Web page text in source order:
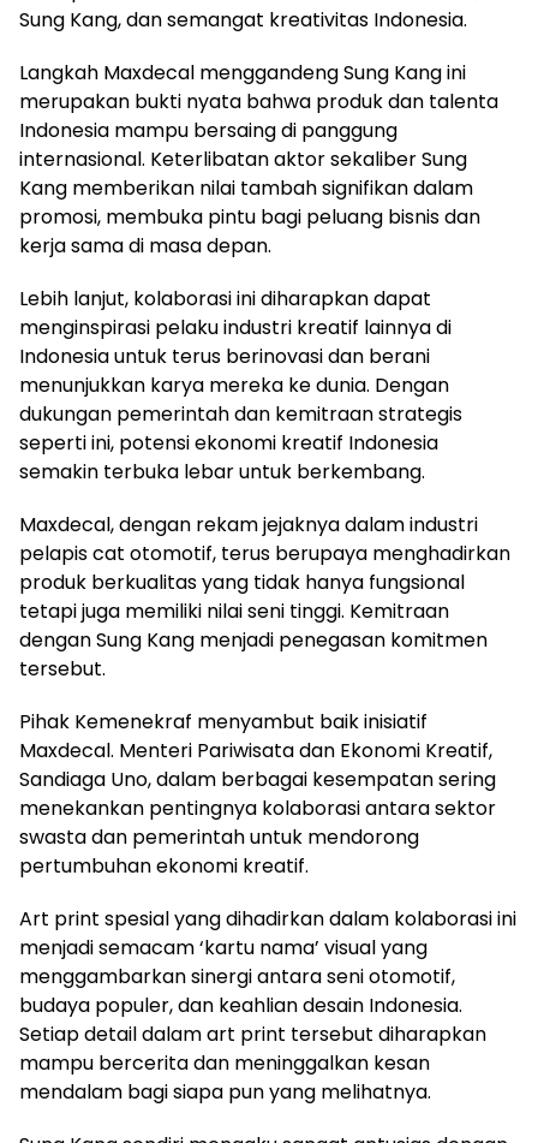
Sung Kang, dan semangat kreativitas Indonesia.
Langkah Maxdecal menggandeng Sung Kang ini
merupakan bukti nyata bahwa produk dan talenta
Indonesia mampu bersaing di panggung
internasional. Keterlibatan aktor sekaliber Sung
Kang memberikan nilai tambah signifikan dalam
promosi, membuka pintu bagi peluang bisnis dan
kerja sama di masa depan.
Lebih lanjut, kolaborasi ini diharapkan dapat
menginspirasi pelaku industri kreatif lainnya di
Indonesia untuk terus berinovasi dan berani
menunjukkan karya mereka ke dunia. Dengan
dukungan pemerintah dan kemitraan strategis
seperti ini, potensi ekonomi kreatif Indonesia
semakin terbuka lebar untuk berkembang.
Maxdecal, dengan rekam jejaknya dalam industri
pelapis cat otomotif, terus berupaya menghadirkan
produk berkualitas yang tidak hanya fungsional
tetapi juga memiliki nilai seni tinggi. Kemitraan
dengan Sung Kang menjadi penegasan komitmen
tersebut.
Pihak Kemenekraf menyambut baik inisiatif
Maxdecal. Menteri Pariwisata dan Ekonomi Kreatif,
Sandiaga Uno, dalam berbagai kesempatan sering
menekankan pentingnya kolaborasi antara sektor
swasta dan pemerintah untuk mendorong
pertumbuhan ekonomi kreatif.
Art print spesial yang dihadirkan dalam kolaborasi ini
menjadi semacam ‘kartu nama’ visual yang
menggambarkan sinergi antara seni otomotif,
budaya populer, dan keahlian desain Indonesia.
Setiap detail dalam art print tersebut diharapkan
mampu bercerita dan meninggalkan kesan
mendalam bagi siapa pun yang melihatnya.